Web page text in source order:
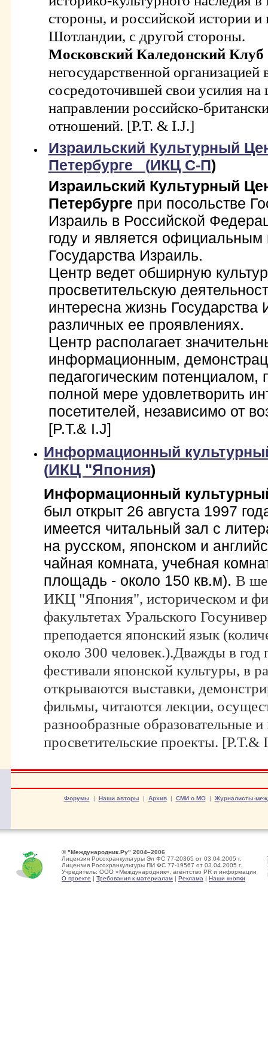
стороны, и российской истории и
Шотландии, с другой стороны.
Московский Каледонский Клуб
негосударственной организацией
сосредоточившей свои усилия на
направлении российско-
отношений. [P.T. & I.J.]
Израильский Культурный
Петербурге (ИКЦ С-П)
Израильский Культурный
Петербурге при посольстве
Израиль в Российской
году и является официальным
Государства Израиль.
Центр ведет обширную
просветительскую
интересна жизнь Государства
различных ее проявлениях.
Центр располагает
информационным,
педагогическим
полной мере удовлетворить
посетителей, независимо от
[P.T.& I.J]
Информационный
(ИКЦ "Япония)
Информационный
был открыт 26 августа 1997
имеется читальный зал с
на русском, японском и
чайная комната, учебная
площадь - около 150 кв.м). В
ИКЦ "Япония", историческом и
факультетах Уральского
преподается японский язык
около 300 человек.).Дважды в год
фестивали японской культуры, в
открываются выставки,
фильмы, читаются лекции,
разнообразные образовательные и
просветительские проекты. [P.T.&
Форумы | Наши авторы | Архив| СМИ о МО| Журналисты-
© "Международник.Ру" 2004–2006
Лицензия Росохранкультуры Эл ФС 77-20365 от 03.04.2005 г.
Лицензия Росохранкультуры ПИ ФС 77-19567 от 03.04.2005 г.
Учредитель: ООО «Международник», агентство PR и информации
О проекте | Требования к материалам | Реклама | Наши кнопки